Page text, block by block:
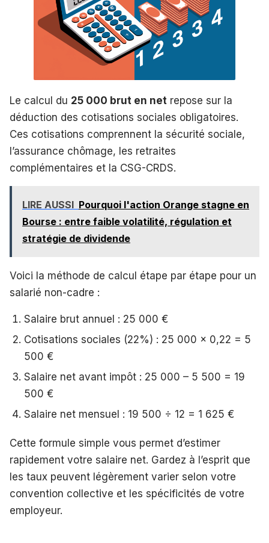
Le calcul du 25 000 brut en net repose sur la
déduction des cotisations sociales obligatoires.
Ces cotisations comprennent la sécurité sociale,
l’assurance chômage, les retraites
complémentaires et la CSG-CRDS.
LIRE AUSSI Pourquoi l'action Orange stagne en
Bourse : entre faible volatilité, régulation et
stratégie de dividende
Voici la méthode de calcul étape par étape pour un
salarié non-cadre :
Salaire brut annuel : 25 000 €
Cotisations sociales (22%) : 25 000 × 0,22 = 5
500 €
Salaire net avant impôt : 25 000 – 5 500 = 19
500 €
Salaire net mensuel : 19 500 ÷ 12 = 1 625 €
Cette formule simple vous permet d’estimer
rapidement votre salaire net. Gardez à l’esprit que
les taux peuvent légèrement varier selon votre
convention collective et les spécificités de votre
employeur.